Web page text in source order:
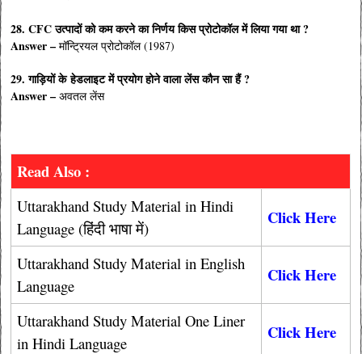
28. CFC उत्पादों को कम करने का निर्णय किस प्रोटोकॉल में लिया गया था ?
Answer –मॉन्ट्रियल प्रोटोकॉल (1987)
29. गाड़ियों के हेडलाइट में प्रयोग होने वाला लेंस कौन सा हैं ?
Answer –अवतल लेंस
Read Also :
Uttarakhand Study Material in Hindi
Language (हिंदी भाषा में)
Click Here
Uttarakhand Study Material in English
Language
Click Here
Uttarakhand Study Material One Liner
in Hindi Language
Click Here